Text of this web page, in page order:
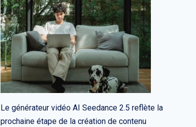
Le générateur vidéo AI Seedance 2.5 reflète la
prochaine étape de la création de contenu